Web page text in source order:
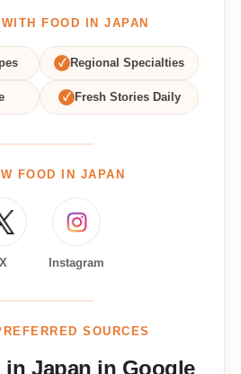
FOOD IN JAPAN
✓ Regional Specialties
✓ Fresh Stories Daily
FOOD IN JAPAN
X Instagram
SOURCES
in Japan in Google